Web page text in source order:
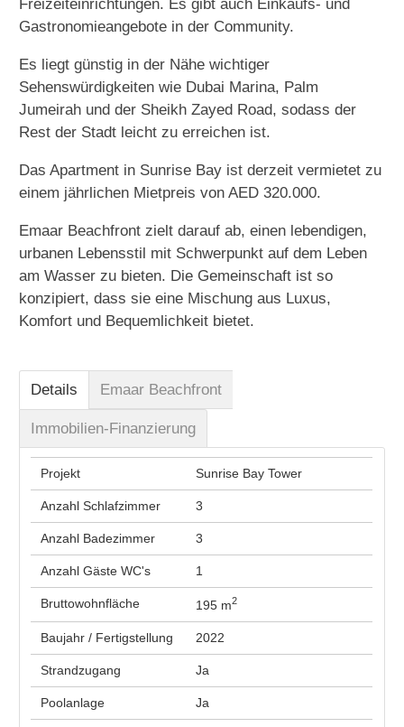
Freizeiteinrichtungen. Es gibt auch Einkaufs- und
Gastronomieangebote in der Community.
Es liegt günstig in der Nähe wichtiger
Sehenswürdigkeiten wie Dubai Marina, Palm
Jumeirah und der Sheikh Zayed Road, sodass der
Rest der Stadt leicht zu erreichen ist.
Das Apartment in Sunrise Bay ist derzeit vermietet zu
einem jährlichen Mietpreis von AED 320.000.
Emaar Beachfront zielt darauf ab, einen lebendigen,
urbanen Lebensstil mit Schwerpunkt auf dem Leben
am Wasser zu bieten. Die Gemeinschaft ist so
konzipiert, dass sie eine Mischung aus Luxus,
Komfort und Bequemlichkeit bietet.
Details Emaar Beachfront
Immobilien-Finanzierung
Projekt Sunrise Bay Tower
Anzahl Schlafzimmer 3
Anzahl Badezimmer 3
Anzahl Gäste WC's 1
Bruttowohnfläche 195 m2
Baujahr / Fertigstellung 2022
Strandzugang Ja
Poolanlage Ja